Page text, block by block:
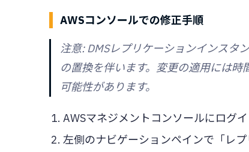
AWSコンソールでの修正手順
注意: DMSレプリケーションインスタ
の置換を伴います。変更の適用には
可能性があります。
AWSマネジメントコンソールにログ
左側のナビゲーションペインで「レ